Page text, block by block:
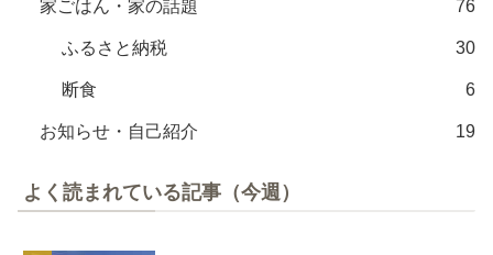
家ごはん・家の話題 76
ふるさと納税 30
断食 6
お知らせ・自己紹介 19
よく読まれている記事（今週）